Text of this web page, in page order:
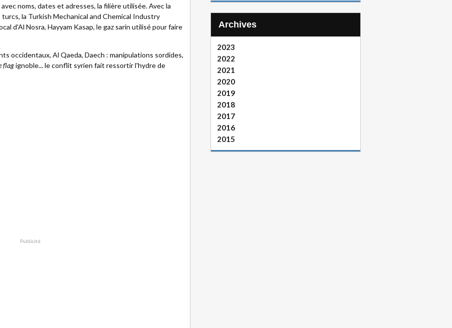
noms, dates et adresses, la filière utilisée. Avec la
la Turkish Mechanical and Chemical Industry
d'Al Nosra, Hayyam Kasap, le gaz sarin utilisé pour faire
occidentaux, Al Qaeda, Daech : manipulations sordides,
flagignoble... le conflit syrien fait ressortir l'hydre de
Publicité
Archives
2023
2022
2021
2020
2019
2018
2017
2016
2015